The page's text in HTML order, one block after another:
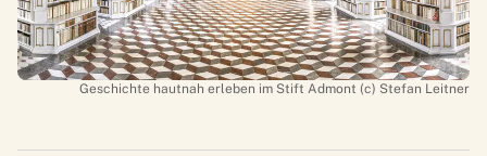
Geschichte hautnah erleben im Stift Admont (c) Stefan Leitner